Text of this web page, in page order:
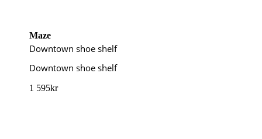
Maze
Downtown shoe shelf
Downtown shoe shelf
1 595kr